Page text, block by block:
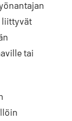
liittyvät
tai